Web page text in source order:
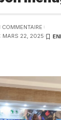
MARS 22, 2025